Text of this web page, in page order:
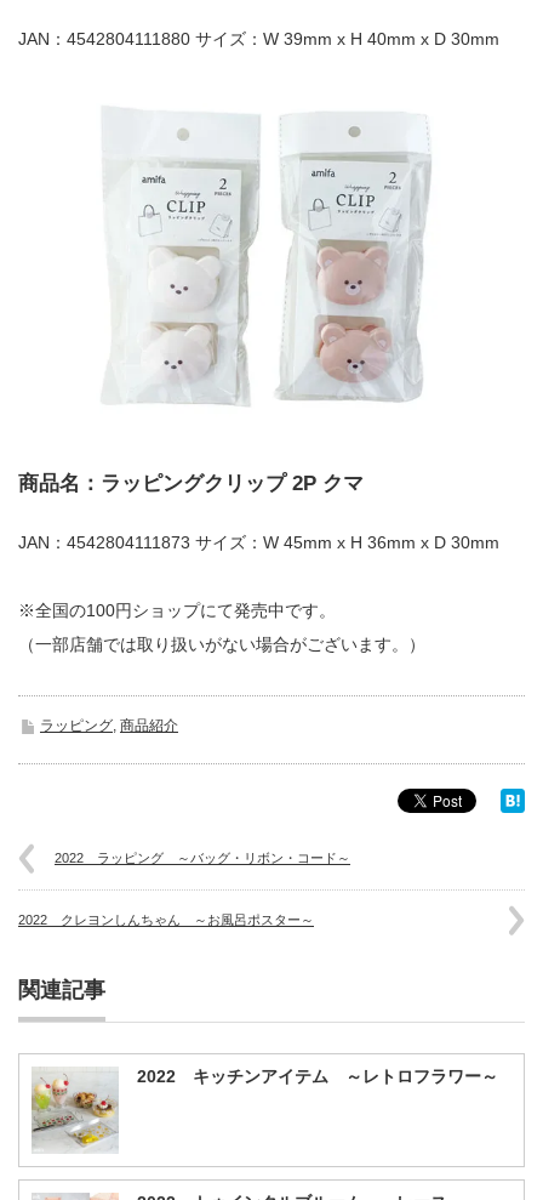
JAN：4542804111880 サイズ：W 39mm x H 40mm x D 30mm
商品名：ラッピングクリップ 2P クマ
JAN：4542804111873 サイズ：W 45mm x H 36mm x D 30mm
※全国の100円ショップにて発売中です。
（一部店舗では取り扱いがない場合がございます。）
ラッピング, 商品紹介
2022 ラッピング ～バッグ・リボン・コード～
2022 クレヨンしんちゃん ～お風呂ポスター～
関連記事
2022 キッチンアイテム ～レトロフラワー～